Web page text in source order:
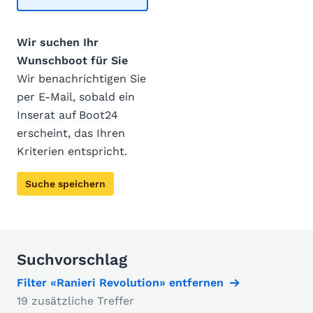
Wir suchen Ihr
Wunschboot für Sie
Wir benachrichtigen Sie
per E-Mail, sobald ein
Inserat auf Boot24
erscheint, das Ihren
Kriterien entspricht.
Suche speichern
Suchvorschlag
Filter «Ranieri Revolution» entfernen
19 zusätzliche Treffer